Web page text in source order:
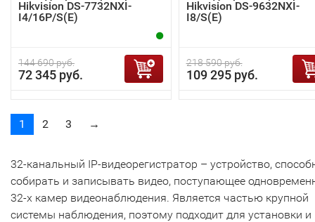
Hikvision DS-7732NXI-
I4/16P/S(E)
144 690 руб.
72 345 руб.
Hikvision DS-9632NXI-
I8/S(E)
218 590 руб.
109 295 руб.
1 2 3 →
32-канальный IP-видеорегистратор – устройство,
собирать и записывать видео, поступающее
32-х камер видеонаблюдения. Является частью крупной
системы наблюдения, поэтому подходит для установки и